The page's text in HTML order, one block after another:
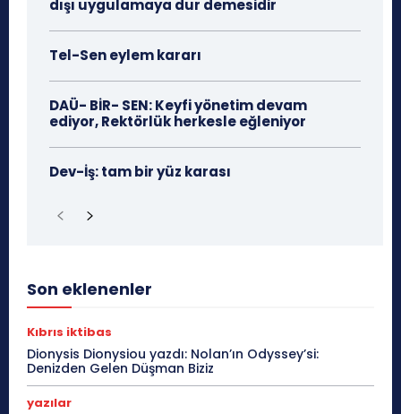
dışı uygulamaya dur demesidir
Tel-Sen eylem kararı
DAÜ- BİR- SEN: Keyfi yönetim devam
ediyor, Rektörlük herkesle eğleniyor
Dev-İş: tam bir yüz karası
Son eklenenler
Kıbrıs iktibas
Dionysis Dionysiou yazdı: Nolan’ın Odyssey’si:
Denizden Gelen Düşman Biziz
yazılar